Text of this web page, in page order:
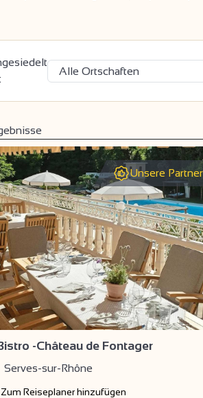
Unsere Partner
-Château de Fontager
Serves-sur-Rhône
Zum Reiseplaner hinzufügen